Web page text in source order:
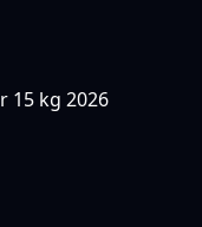
15 kg 2026